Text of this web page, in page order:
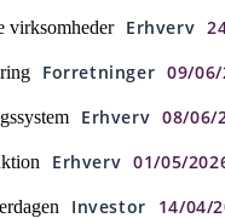
virksomheder Erhverv
Forretninger 09/
Erhverv 08/06/
Erhverv 01/05/
Investor 14/04/